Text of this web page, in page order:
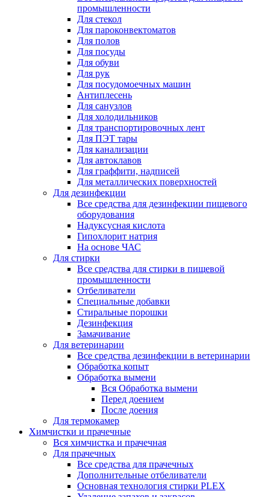
промышленности
Для стекол
Для пароконвектоматов
Для полов
Для посуды
Для обуви
Для рук
Для посудомоечных машин
Антиплесень
Для санузлов
Для холодильников
Для транспортировочных лент
Для ПЭТ тары
Для канализации
Для автоклавов
Для граффити, надписей
Для металлических поверхностей
Для дезинфекции
Все средства для дезинфекции пищевого
оборудования
Надуксусная кислота
Гипохлорит натрия
На основе ЧАС
Для стирки
Все средства для стирки в пищевой
промышленности
Отбеливатели
Специальные добавки
Стиральные порошки
Дезинфекция
Замачивание
Для ветеринарии
Все средства дезинфекции в ветеринарии
Обработка копыт
Обработка вымени
Вся Обработка вымени
Перед доением
После доения
Для термокамер
Химчистки и прачечные
Вся химчистка и прачечная
Для прачечных
Все средства для прачечных
Дополнительные отбеливатели
Основная технология стирки PLEX